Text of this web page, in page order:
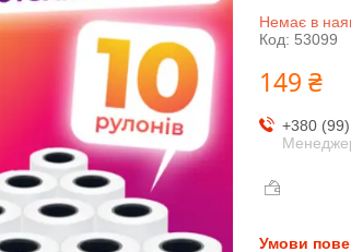
Немає в
Код: 53099
149 ₴
+380